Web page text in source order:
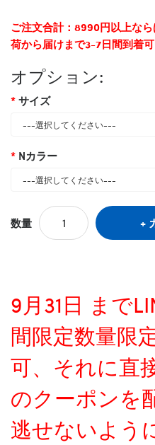
ご注文合計：8990円以上な
荷から届けまで3-7日間到着可
オプション:
サイズ
Nカラー
数量
9月31日 まで
間限定数量限
可、それに直
のクーポンを
逃せないよう